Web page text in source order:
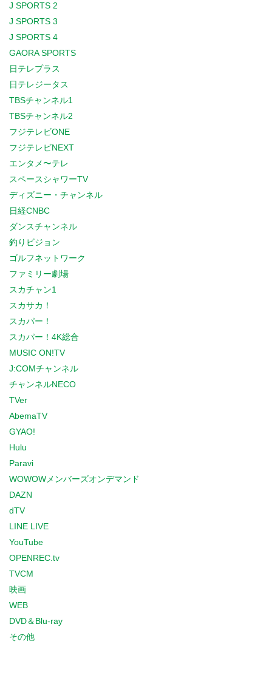
J SPORTS 2
J SPORTS 3
J SPORTS 4
GAORA SPORTS
日テレプラス
日テレジータス
TBSチャンネル1
TBSチャンネル2
フジテレビONE
フジテレビNEXT
エンタメ〜テレ
スペースシャワーTV
ディズニー・チャンネル
日経CNBC
ダンスチャンネル
釣りビジョン
ゴルフネットワーク
ファミリー劇場
スカチャン1
スカサカ！
スカパー！
スカパー！4K総合
MUSIC ON!TV
J:COMチャンネル
チャンネルNECO
TVer
AbemaTV
GYAO!
Hulu
Paravi
WOWOWメンバーズオンデマンド
DAZN
dTV
LINE LIVE
YouTube
OPENREC.tv
TVCM
映画
WEB
DVD＆Blu-ray
その他